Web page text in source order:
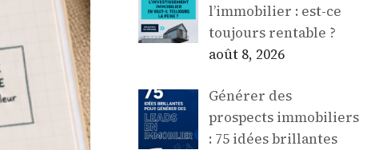
l’immobilier : est-ce
toujours rentable ?
août 8, 2026
Générer des
prospects immobiliers
: 75 idées brillantes